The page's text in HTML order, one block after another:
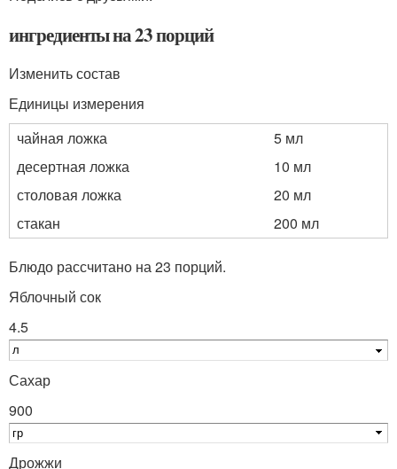
ингредиенты на 23 порций
Изменить состав
Единицы измерения
чайная ложка
5 мл
десертная ложка
10 мл
столовая ложка
20 мл
стакан
200 мл
Блюдо рассчитано на 23 порций.
Яблочный сок
4.5
Сахар
900
Дрожжи